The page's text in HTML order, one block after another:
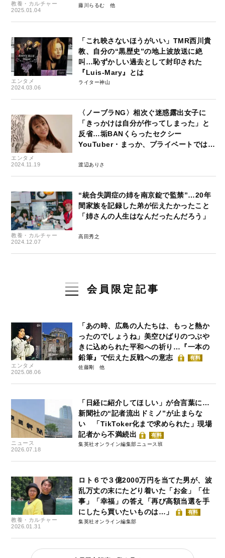
教養・カルチャー
2025.01.04
藤川らるむ
エンタメ
2024.03.06
「これ映さないほうがいい」TMR西川貴
教、自分の“黒歴史”の地上波放送に絶
叫…恥ずかしい過去として封印された
『Luis-Mary』とは
ライター神山
エンタメ
2024.11.19
〈ノーブラNG〉相次ぐ迷惑露出女子に
「きっかけは自分が作ってしまった」と
反省…垢BANくらったセクシー
YouTuber・まっか、プライベートでは…
渡辺ありさ
教養・カルチャー
2024.12.07
“統合失調症の姉を南京錠で監禁”…20年
間家族を記録した弟が伝えたかったこと
「姉さんの人生はなんだったんだろう」
高田秀之
会員限定記事
エンタメ
2025.08.06
「あの時、広島の人たちは、もっと熱か
ったのでしょうね」美空ひばりのつぶや
きに込められた平和への祈り…『一本の
鉛筆』で伝えた反戦への意志
有料
佐藤剛
ニュース
2026.07.18
「日経に紹介してほしい」が合言葉に…
新聞社の“記者流出ドミノ”が止まらな
い 「TikToker化まで求められた」現場
記者から不満続出
有料
集英社オンライン編集部ニュース班
教養・カルチャー
2026.01.31
ロト６で３億2000万円を当てた男が、波
乱万丈の末にたどり着いた「お金」「仕
事」「幸福」の答え「再び高額当選を手
にしたら買いたいものは…」
有料
集英社オンライン編集部